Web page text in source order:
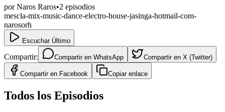
porNaros Raros•2 episodios
mescla-mix-music-dance-electro-house-jasinga-hotmail-com-
narosorh
Escuchar Último
Compartir: Compartir en WhatsApp Compartir en X (Twitter)
Compartir en Facebook Copiar enlace
Todos los Episodios